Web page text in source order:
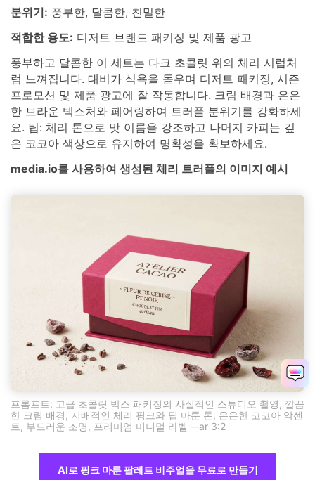
분위기: 풍부한, 달콤한, 친밀한
적합한 용도: 디저트 브랜드 패키징 및 제품 광고
풍부하고 달콤한 이 세트는 다크 초콜릿 위의 체리 시럽처
럼 느껴집니다. 대비가 식욕을 돋우며 디저트 패키징, 시즌
프로모션 및 제품 광고에 잘 작동합니다. 크림 배경과 은은
한 브라운 텍스처와 페어링하여 트러플 분위기를 강화하세
요. 팁: 체리 톤으로 맛 이름을 강조하고 나머지 카피는 깊
은 코코아 색상으로 유지하여 명확성을 확보하세요.
media.io를 사용하여 생성된 체리 트러플의 이미지 예시
프롬프트: 고급 초콜릿 박스 패키징의 사실적인 스튜디오 촬영, 깔끔
한 크림 배경, 지배적인 체리 핑크와 딥 마룬 톤, 은은한 코코아 악센
트, 부드러운 조명, 프리미엄 미니멀 라벨 --ar 3:2
AI로 핑크 마룬 팔레트 비주얼을 무료로 만들기